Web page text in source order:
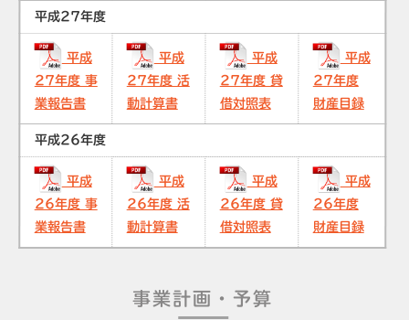
平成27年度
平成
27年度 事
業報告書
平成
27年度 活
動計算書
平成
27年度 貸
借対照表
平成
27年度
財産目録
平成26年度
平成
26年度 事
業報告書
平成
26年度 活
動計算書
平成
26年度 貸
借対照表
平成
26年度
財産目録
事業計画・予算